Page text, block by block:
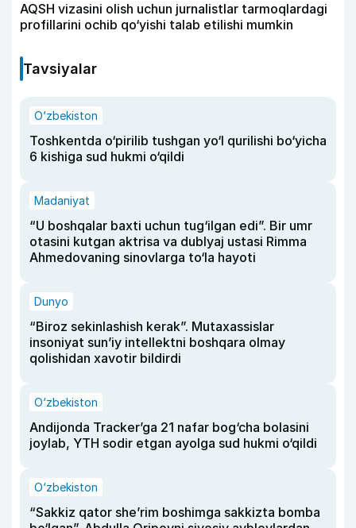
AQSH vizasini olish uchun jurnalistlar tarmoqlardagi
profillarini ochib qo‘yishi talab etilishi mumkin
Tavsiyalar
O‘zbekiston
Toshkentda o‘pirilib tushgan yo‘l qurilishi bo‘yicha
6 kishiga sud hukmi o‘qildi
Madaniyat
“U boshqalar baxti uchun tug‘ilgan edi”. Bir umr
otasini kutgan aktrisa va dublyaj ustasi Rimma
Ahmedovaning sinovlarga to‘la hayoti
Dunyo
“Biroz sekinlashish kerak”. Mutaxassislar
insoniyat sun’iy intellektni boshqara olmay
qolishidan xavotir bildirdi
O‘zbekiston
Andijonda Tracker’ga 21 nafar bog‘cha bolasini
joylab, YTH sodir etgan ayolga sud hukmi o‘qildi
O‘zbekiston
“Sakkiz qator she’rim boshimga sakkizta bomba